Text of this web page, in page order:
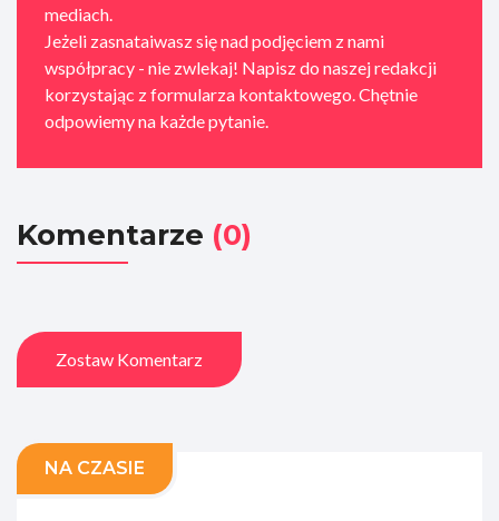
mediach.
Jeżeli zasnataiwasz się nad podjęciem z nami
współpracy - nie zwlekaj! Napisz do naszej redakcji
korzystając z formularza kontaktowego. Chętnie
odpowiemy na każde pytanie.
Komentarze (0)
Zostaw Komentarz
NA CZASIE